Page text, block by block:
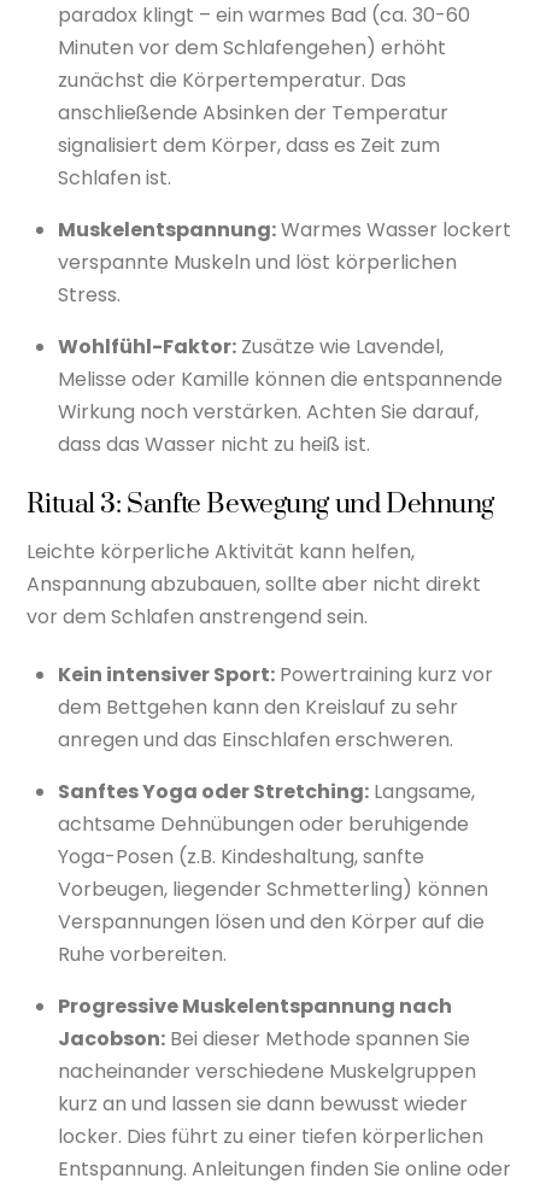
paradox klingt – ein warmes Bad (ca. 30-60
Minuten vor dem Schlafengehen) erhöht
zunächst die Körpertemperatur. Das
anschließende Absinken der Temperatur
signalisiert dem Körper, dass es Zeit zum
Schlafen ist.
Muskelentspannung:Warmes Wasser lockert
verspannte Muskeln und löst körperlichen
Stress.
Wohlfühl-Faktor: Zusätze wie Lavendel,
Melisse oder Kamille können die entspannende
Wirkung noch verstärken. Achten Sie darauf,
dass das Wasser nicht zu heiß ist.
Ritual 3: Sanfte Bewegung und Dehnung
Leichte körperliche Aktivität kann helfen,
Anspannung abzubauen, sollte aber nicht direkt
vor dem Schlafen anstrengend sein.
Kein intensiver Sport: Powertraining kurz vor
dem Bettgehen kann den Kreislauf zu sehr
anregen und das Einschlafen erschweren.
Sanftes Yoga oder Stretching: Langsame,
achtsame Dehnübungen oder beruhigende
Yoga-Posen (z.B. Kindeshaltung, sanfte
Vorbeugen, liegender Schmetterling) können
Verspannungen lösen und den Körper auf die
Ruhe vorbereiten.
Progressive Muskelentspannung nach
Jacobson: Bei dieser Methode spannen Sie
nacheinander verschiedene Muskelgruppen
kurz an und lassen sie dann bewusst wieder
locker. Dies führt zu einer tiefen körperlichen
Entspannung. Anleitungen finden Sie online oder